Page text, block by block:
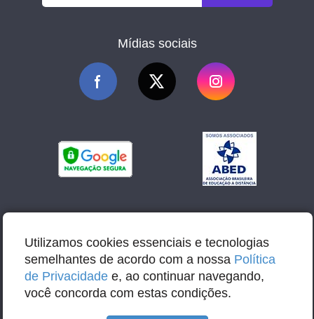
Mídias sociais
Utilizamos cookies essenciais e tecnologias
semelhantes de acordo com a nossa Política
de Privacidade e, ao continuar navegando,
você concorda com estas condições.